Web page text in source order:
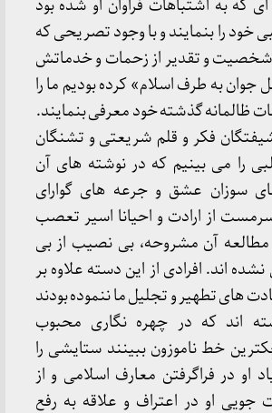
ای که به اشتباهات فراوان او شده بود
خود را بنمایند و با وجود تصریحی که
شخصیت و تقدیر از زحمات و خدماتش
به طرف اسلام» کرده بودیم ما را
ظالمانه گذشته خود معرفی بنمایند.
فکر و قلم شریعتی و تشنگان
را می بینیم که در نوشته های آن
سوزان عشق و جرعه های گوارای
از ارادت و احیانا اسیر تعصب
مطالعه آن مشروحه، بی نصیب از بی
اند. افرادی از این دسته علاوه بر
های تطهیر و تجلیل ما ننموده بودند
اند که در چهره نگاری محبوب
خط ناموزون ببینند ستایشی را
او در فراگرفتن معارف اسلامی و از
او در اعتراف و علاقه به رفع